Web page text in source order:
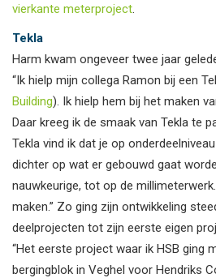
vierkante meterproject.
Tekla
Harm kwam ongeveer twee jaar
“Ik hielp mijn collega Ramon bij een
Building). Ik hielp hem bij het maken
Daar kreeg ik de smaak van Tekla te
Tekla vind ik dat je op
dichter op wat er gebouwd gaat
nauwkeurige, tot op de
maken.” Zo ging zijn ontwikkeling
deelprojecten tot zijn eerste eigen
“Het eerste project waar ik HSB ging
bergingblok in Veghel voor Hendriks